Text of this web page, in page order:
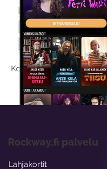
Kokeilemalla ilmaiseksi
Rockway.fi palvelu
Lahjakortit